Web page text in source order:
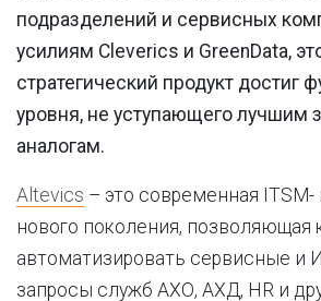
подразделений и сервисных
усилиям Cleverics и GreenData,
стратегический продукт достиг
уровня, не уступающего лучшим
аналогам.
Altevics – это современная ITSM-
нового поколения, позволяющая
автоматизировать сервисные и
запросы служб АХО, АХД, HR и